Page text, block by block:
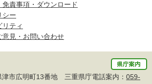
免責事項・ダウンロード
シー
ティ
意見・お問い合わせ
市広明町13番地 三重県庁電話案内： 059-